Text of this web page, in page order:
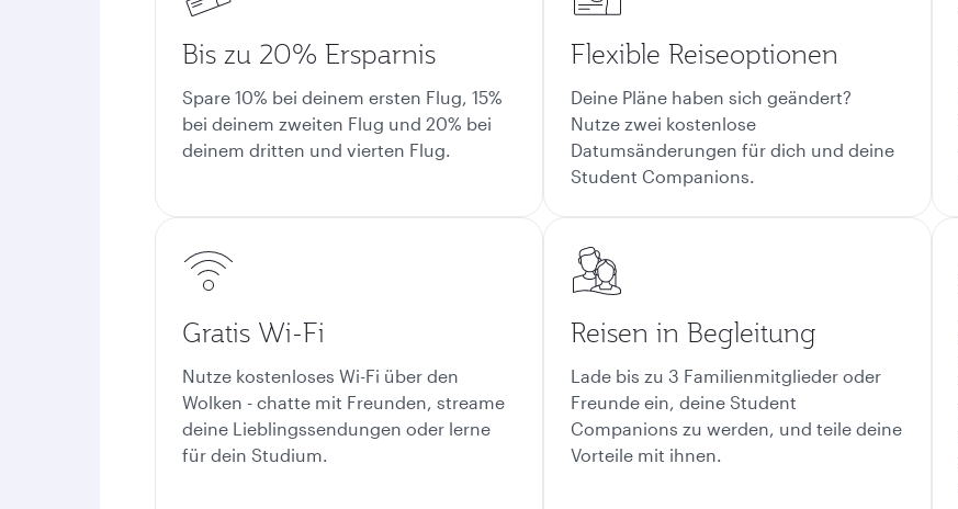
Bis zu 20% Ersparnis
Spare 10% bei deinem ersten Flug, 15%
bei deinem zweiten Flug und 20% bei
deinem dritten und vierten Flug.
Flexible Reiseoptionen
Deine Pläne haben sich geändert?
Nutze zwei kostenlose
Datumsänderungen für dich und deine
Student Companions.
Gratis Wi-Fi
Nutze kostenloses Wi-Fi über den
Wolken - chatte mit Freunden, streame
deine Lieblingssendungen oder lerne
für dein Studium.
Reisen in Begleitung
Lade bis zu 3 Familienmitglieder oder
Freunde ein, deine Student
Companions zu werden, und teile deine
Vorteile mit ihnen.